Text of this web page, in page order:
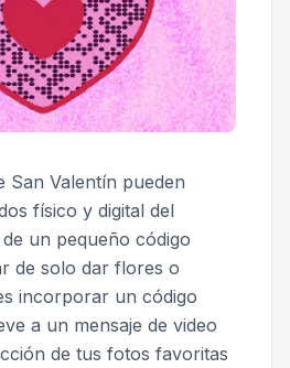
San Valentín pueden
físico y digital del
un pequeño código
de solo dar flores o
incorporar un código
a un mensaje de video
de tus fotos favoritas